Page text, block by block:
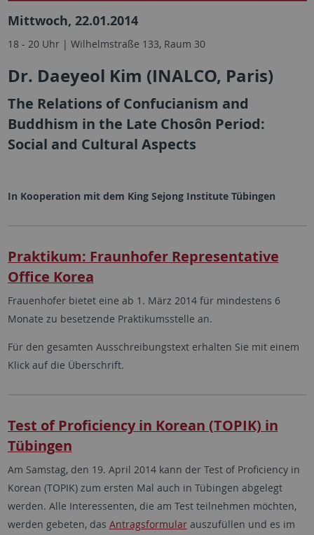
Mittwoch, 22.01.2014
18 - 20 Uhr | Wilhelmstraße 133, Raum 30
Dr. Daeyeol Kim (INALCO, Paris)
The Relations of Confucianism and
Buddhism in the Late Chosôn Period:
Social and Cultural Aspects
In Kooperation mit dem King Sejong Institute Tübingen
Praktikum: Fraunhofer Representative
Office Korea
Frauenhofer bietet eine ab 1. März 2014 für mindestens 6
Monate zu besetzende Praktikumsstelle an.
Für den gesamten Ausschreibungstext erhalten Sie mit einem
Klick auf die Überschrift.
Test of Proficiency in Korean (TOPIK) in
Tübingen
Am Samstag, den 19. April 2014 kann der Test of Proficiency in
Korean (TOPIK) zum ersten Mal auch in Tübingen abgelegt
werden. Alle Interessenten, die am Test teilnehmen möchten,
werden gebeten, das Antragsformularauszufüllen und es im